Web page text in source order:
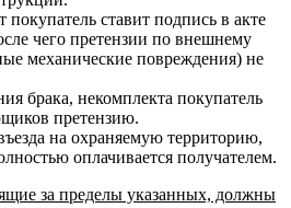
ставит подпись в акте
чего претензии по внешнему
механические повреждения) не
брака, некомплекта покупатель
претензию.
на охраняемую территорию,
оплачивается получателем.
за пределы указанных, должны